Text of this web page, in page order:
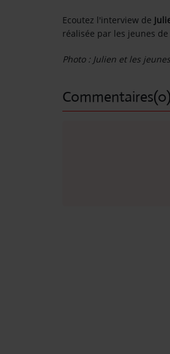
OÙ SOMMES-NOUS ?
Ecoutez l'interview de
réalisée par les jeunes
Photo : Julien et les
Commentaires(0)